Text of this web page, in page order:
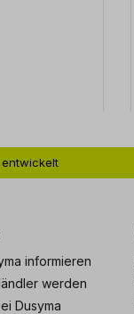
informieren
werden
Dusyma